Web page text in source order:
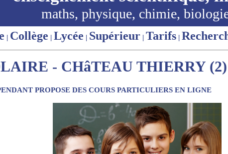
maths, physique, chimie,
| Collège | Lycée | Supérieur | Tarifs |
- CHâTEAU THIERRY (2)
PROPOSE DES COURS PARTICULIERS EN LIGNE